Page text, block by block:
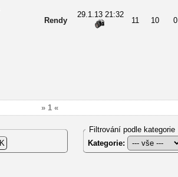
Rendy
29.1.13 21:32
11 10 0
» 1 «
Filtrování podle kategorie
Kategorie: